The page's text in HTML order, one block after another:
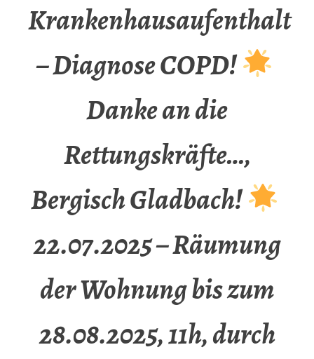
Krankenhausaufenthalt
– Diagnose COPD!
Danke an die
Rettungskräfte…,
Bergisch Gladbach!
22.07.2025 – Räumung
der Wohnung bis zum
28.08.2025, 11h, durch